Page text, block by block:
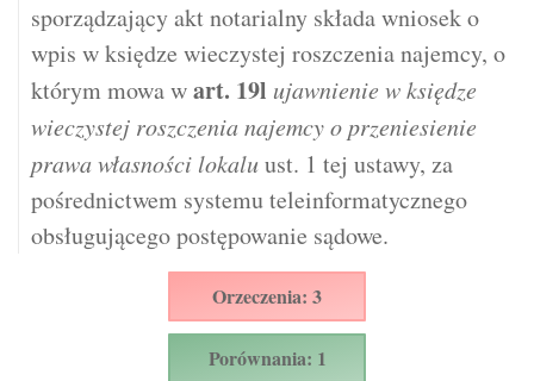
sporządzający akt notarialny składa wniosek o
wpis w księdze wieczystej roszczenia najemcy, o
którym mowa wart. 19l ujawnienie w księdze
wieczystej roszczenia najemcy o przeniesienie
prawa własności lokaluust. 1 tej ustawy, za
pośrednictwem systemu teleinformatycznego
obsługującego postępowanie sądowe.
Orzeczenia: 3
Porównania: 1